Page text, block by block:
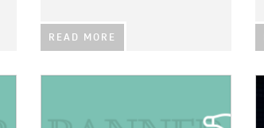
READ MORE